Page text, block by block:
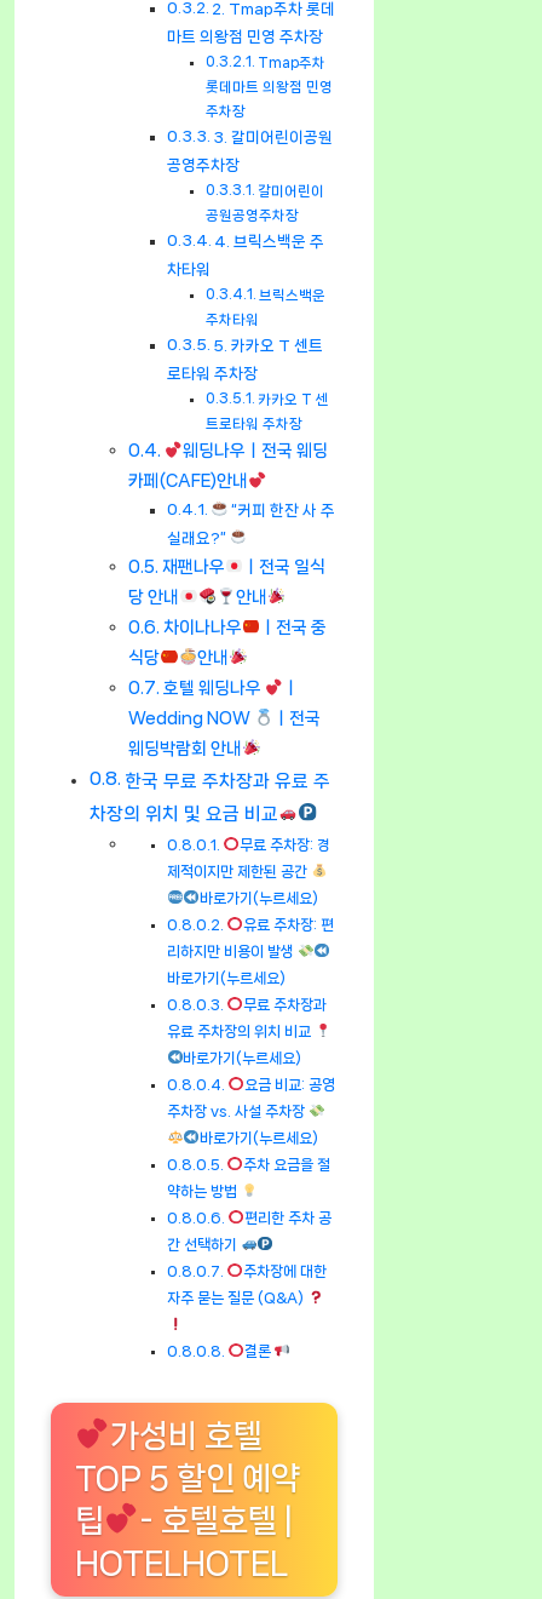
2. Tmap주차 롯데
마트 의왕점 민영 주차장
Tmap주차
롯데마트 의왕점 민영
주차장
3. 갈미어린이공원
공영주차장
갈미어린이
공원공영주차장
4. 브릭스백운 주
차타워
브릭스백운
주차타워
5. 카카오 T 센트
로타워 주차장
카카오 T 센
트로타워 주차장
웨딩나우ㅣ전국 웨딩
카페(CAFE)안내
“커피 한잔 사 주
실래요?”
재팬나우
ㅣ전국 일식
당 안내
안내
차이나나우
ㅣ전국 중
식당
안내
호텔 웨딩나우
Wedding NOW
ㅣ전국
웨딩박람회 안내
한국 무료 주차장과 유료 주
차장의 위치 및 요금 비교
무료 주차장: 경
제적이지만 제한된 공간
바로가기(누르세요)
유료 주차장: 편
리하지만 비용이 발생
바로가기(누르세요)
무료 주차장과
유료 주차장의 위치 비교
바로가기(누르세요)
요금 비교: 공영
주차장 vs. 사설 주차장
바로가기(누르세요)
주차 요금을 절
약하는 방법
편리한 주차 공
간 선택하기
주차장에 대한
자주 묻는 질문 (Q&A)
결론
가성비 호텔
TOP 5 할인 예약
팁
- 호텔호텔 |
HOTELHOTEL